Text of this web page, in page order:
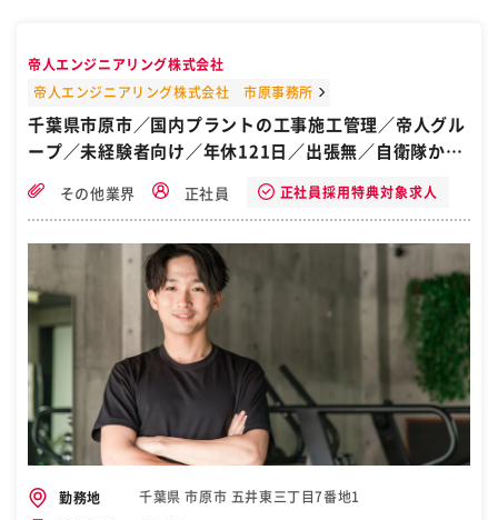
⌒⌒⌒⌒⌒⌒⌒⌒⌒⌒⌒ 【お仕事内容】 ⌒⌒⌒⌒⌒⌒⌒⌒⌒⌒⌒⌒⌒
⌒⌒⌒⌒⌒⌒⌒ セレモニーホールで提供する お寿司や和食の調理業務
盛付・提供まで担当 ★成長に応じたポジションも用意 一日最大5000
食の注文にも 対応できる当社。 10名～300名規模の宴会で こだわり
とりに手厚い 待遇をご用意しています！ ⌒⌒⌒⌒⌒⌒⌒⌒⌒⌒⌒⌒⌒
・安定した企業で長く働きたい方 ・未経験から手に職をつけたい方 ＼
未経験からプロの寿司職人へ！／ 興味がある方はお気軽にご応募くだ
さい！ ーーーーーーーーーーーーーーーーーーーー 採用特設サイト新
オープン ぜひご覧ください♪♪ https://hc-hldgs.com/ ーーーーーー
ーーーーーーーーーーーーーー ＜職種＞ 和食シェフ/料理人 その他シ
ェフ/料理人 調理師 ［自衛隊・転職・求人］
帝人エンジニアリング株式会社
帝人エンジニアリング株式会社 市原事務所
千葉県市原市／国内プラントの工事施工管理／帝人グル
ープ／未経験者向け／年休121日／出張無／自衛隊から
その他業界 正社員 正社員採用特典対象求人
勤務地 千葉県 市原市 五井東三丁目7番地1